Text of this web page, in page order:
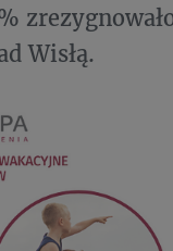
Wisłą.